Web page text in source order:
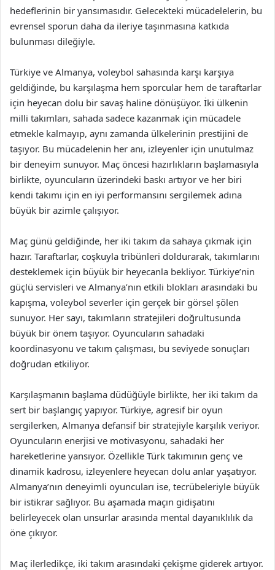
hedeflerinin bir yansımasıdır. Gelecekteki mücadelelerin, bu
evrensel sporun daha da ileriye taşınmasına katkıda
bulunması dileğiyle.
Türkiye ve Almanya, voleybol sahasında karşı karşıya
geldiğinde, bu karşılaşma hem sporcular hem de taraftarlar
için heyecan dolu bir savaş haline dönüşüyor. İki ülkenin
milli takımları, sahada sadece kazanmak için mücadele
etmekle kalmayıp, aynı zamanda ülkelerinin prestijini de
taşıyor. Bu mücadelenin her anı, izleyenler için unutulmaz
bir deneyim sunuyor. Maç öncesi hazırlıkların başlamasıyla
birlikte, oyuncuların üzerindeki baskı artıyor ve her biri
kendi takımı için en iyi performansını sergilemek adına
büyük bir azimle çalışıyor.
Maç günü geldiğinde, her iki takım da sahaya çıkmak için
hazır. Taraftarlar, coşkuyla tribünleri doldurarak, takımlarını
desteklemek için büyük bir heyecanla bekliyor. Türkiye’nin
güçlü servisleri ve Almanya’nın etkili blokları arasındaki bu
kapışma, voleybol severler için gerçek bir görsel şölen
sunuyor. Her sayı, takımların stratejileri doğrultusunda
büyük bir önem taşıyor. Oyuncuların sahadaki
koordinasyonu ve takım çalışması, bu seviyede sonuçları
doğrudan etkiliyor.
Karşılaşmanın başlama düdüğüyle birlikte, her iki takım da
sert bir başlangıç yapıyor. Türkiye, agresif bir oyun
sergilerken, Almanya defansif bir stratejiyle karşılık veriyor.
Oyuncuların enerjisi ve motivasyonu, sahadaki her
hareketlerine yansıyor. Özellikle Türk takımının genç ve
dinamik kadrosu, izleyenlere heyecan dolu anlar yaşatıyor.
Almanya’nın deneyimli oyuncuları ise, tecrübeleriyle büyük
bir istikrar sağlıyor. Bu aşamada maçın gidişatını
belirleyecek olan unsurlar arasında mental dayanıklılık da
öne çıkıyor.
Maç ilerledikçe, iki takım arasındaki çekişme giderek artıyor.